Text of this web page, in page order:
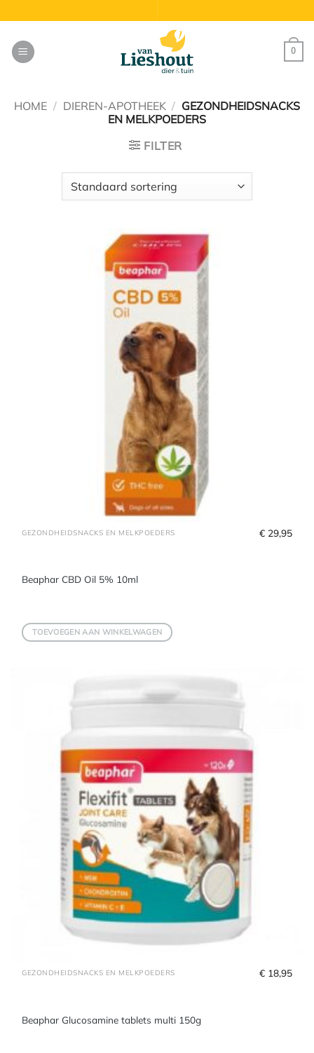
naar
inhoud
0
HOME / DIEREN-APOTHEEK / GEZONDHEIDSNACKS
EN MELKPOEDERS
FILTER
GEZONDHEIDSNACKS EN MELKPOEDERS
Beaphar CBD Oil 5% 10ml
€ 29,95
TOEVOEGEN AAN WINKELWAGEN
GEZONDHEIDSNACKS EN MELKPOEDERS
Beaphar Glucosamine tablets multi 150g
€ 18,95